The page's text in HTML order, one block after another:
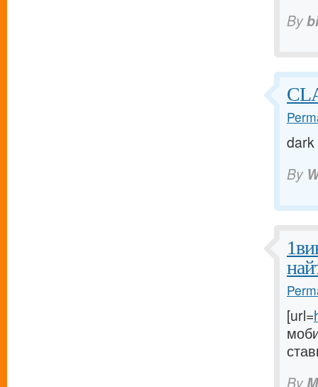
By
By
[url=
By